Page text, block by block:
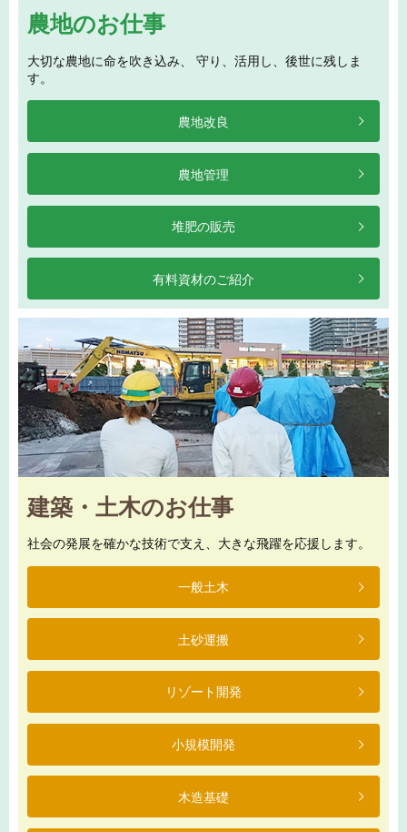
農地のお仕事
大切な農地に命を吹き込み、 守り、活用し、後世に残しま
す。
農地改良
農地管理
堆肥の販売
有料資材のご紹介
建築・土木のお仕事
社会の発展を確かな技術で支え、大きな飛躍を応援します。
一般土木
土砂運搬
リゾート開発
小規模開発
木造基礎